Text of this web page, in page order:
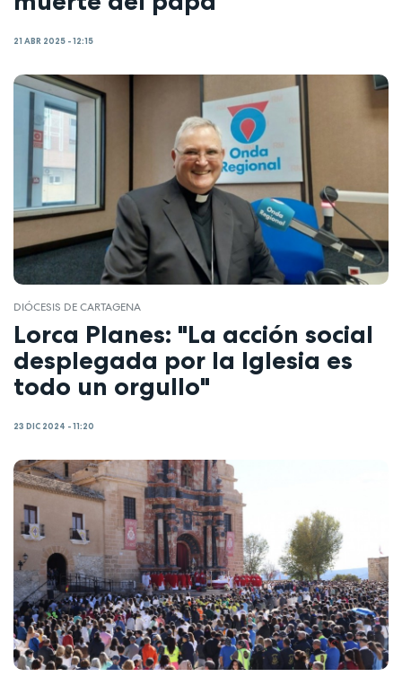
21 ABR 2025 - 12:15
DIÓCESIS DE CARTAGENA
Lorca Planes: "La acción social
desplegada por la Iglesia es
todo un orgullo"
23 DIC 2024 - 11:20